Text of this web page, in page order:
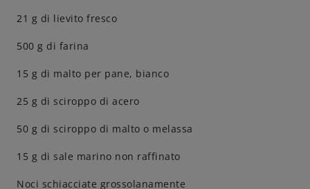
Storia
Benvenuti
21 g di lievito fresco
500 g di farina
15 g di malto per pane, bianco
25 g di sciroppo di acero
50 g di sciroppo di malto o melassa
15 g di sale marino non raffinato
Noci schiacciate grossolanamente